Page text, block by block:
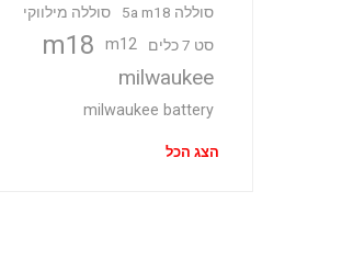
סוללה 5a m18
סוללה מילווקי
סט 7 כלים
m12
m18
milwaukee
milwaukee battery
הצג הכל